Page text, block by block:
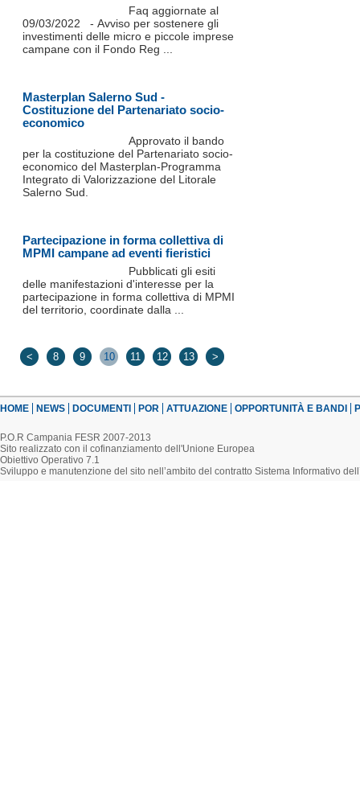
Faq aggiornate al
09/03/2022 - Avviso per sostenere gli
investimenti delle micro e piccole imprese
campane con il Fondo Reg ...
Masterplan Salerno Sud -
Costituzione del Partenariato socio-
economico
Approvato il bando
per la costituzione del Partenariato socio-
economico del Masterplan-Programma
Integrato di Valorizzazione del Litorale
Salerno Sud.
Partecipazione in forma collettiva di
MPMI campane ad eventi fieristici
Pubblicati gli esiti
delle manifestazioni d'interesse per la
partecipazione in forma collettiva di MPMI
del territorio, coordinate dalla ...
< 8 9 10 11 12 13 >
HOME NEWS DOCUMENTI POR ATTUAZIONE OPPORTUNITÀ E BANDI
P.O.R Campania FESR 2007-2013
Sito realizzato con il cofinanziamento dell'Unione Europea
Obiettivo Operativo 7.1
Sviluppo e manutenzione del sito nell’ambito del contratto Sistema Informativo